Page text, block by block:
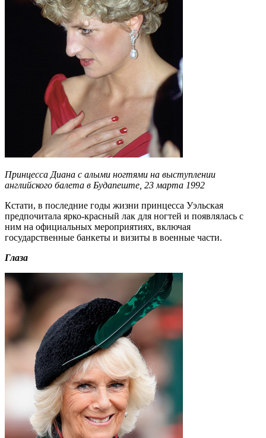
Принцесса Диана с алыми ногтями на выступлении
английского балета в Будапеште, 23 марта 1992
Кстати, в последние годы жизни принцесса Уэльская
предпочитала ярко-красный лак для ногтей и появлялась с
ним на официальных мероприятиях, включая
государственные банкеты и визиты в военные части.
Глаза